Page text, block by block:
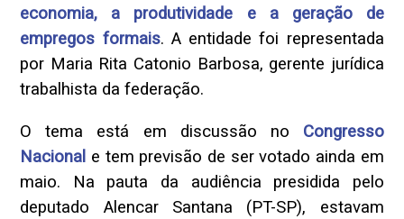
economia, a produtividade e a geração de
empregos formais. A entidade foi representada
por Maria Rita Catonio Barbosa, gerente jurídica
trabalhista da federação.
O tema está em discussão no Congresso
Nacional e tem previsão de ser votado ainda em
maio. Na pauta da audiência presidida pelo
deputado Alencar Santana (PT-SP), estavam